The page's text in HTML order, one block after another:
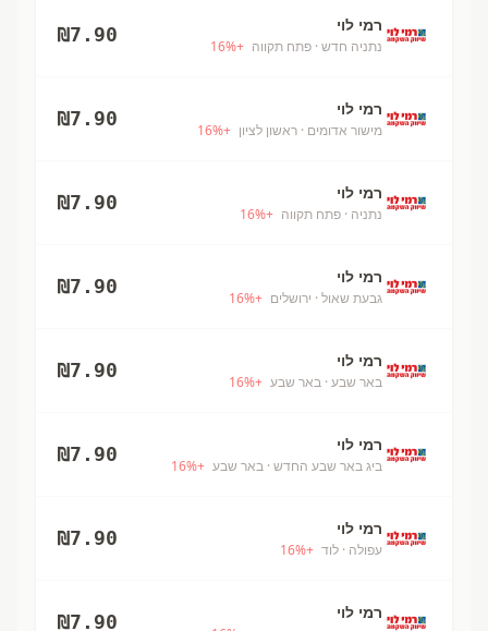
רמי לוי
נתניה חדש · פתח תקווה +
16%
₪7.90
רמי לוי
מישור אדומים · ראשון לציון +
16%
₪7.90
רמי לוי
נתניה · פתח תקווה +
16%
₪7.90
רמי לוי
גבעת שאול · ירושלים +
16%
₪7.90
רמי לוי
באר שבע · באר שבע +
16%
₪7.90
רמי לוי
ביג באר שבע החדש · באר שבע +
16%
₪7.90
רמי לוי
עפולה · לוד +
16%
₪7.90
רמי לוי ₪7.90